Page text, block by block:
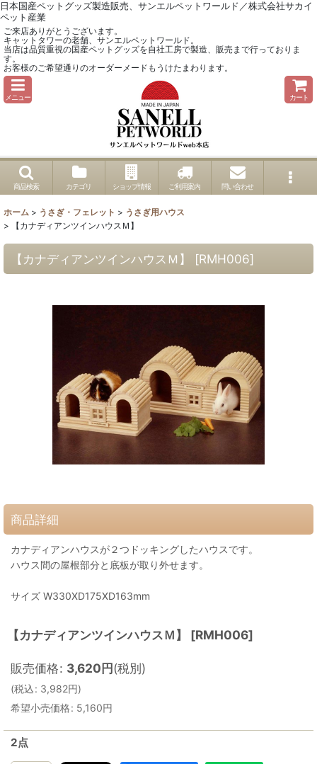
日本国産ペットグッズ製造販売、サンエルペットワールド／株式会社サカイ
ペット産業
ご来店ありがとうございます。
キャットタワーの老舗、サンエルペットワールド。
当店は品質重視の国産ペットグッズを自社工房で製造、販売まで行っておりま
す。
お客様のご希望通りのオーダーメードもうけたまわります。
メニュー カート
商品検索 カテゴリ ショップ情報 ご利用案内 問い合わせ
ホーム > うさぎ・フェレット > うさぎ用ハウス
>
【カナディアンツインハウスＭ】
【カナディアンツインハウスＭ】 [RMH006]
商品詳細
カナディアンハウスが２つドッキングしたハウスです。
ハウス間の屋根部分と底板が取り外せます。
サイズ W330XD175XD163mm
【カナディアンツインハウスＭ】 [RMH006]
販売価格: 3,620円(税別)
(税込: 3,982円)
希望小売価格: 5,160円
2点